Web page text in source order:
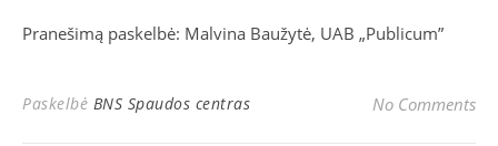
Pranešimą paskelbė: Malvina Baužytė, UAB „Publicum”
Paskelbė BNS Spaudos centras No Comments